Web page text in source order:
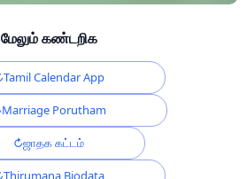
மேலும் கண்டறிக
Tamil Calendar App
Marriage Porutham
ஜாதக கட்டம்
Thirumana Biodata